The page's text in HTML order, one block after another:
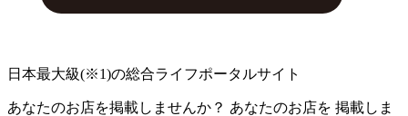
日本最大級(※1)の総合ライフポータルサイト
あなたのお店を掲載しませんか？ あなたのお店を 掲載しま